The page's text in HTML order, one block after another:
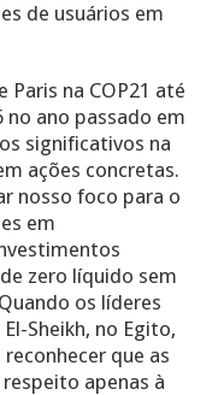
de usuários em
Paris na COP21 até
no ano passado em
significativos na
ações concretas.
nosso foco para o
em
zero líquido sem
os líderes
Sheikh, no Egito,
que as
apenas à